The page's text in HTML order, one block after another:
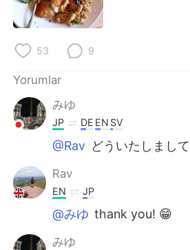
53 9
Yorumlar
みゆ
JP DE EN SV
@Rav どういたしまし
Rav
EN JP
@みゆ thank you! 😁
みゆ